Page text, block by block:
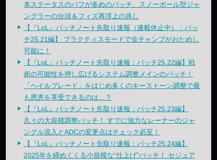
本ステータスのバフが多めのパッチ。スノーボール型ジャ
ングラーの台頭＆フィズ再浮上の兆し
【『LoL』パッチノート先取り速報（連載休止中）：パッ
チ25.21編】 プラクティスモードで全チャンプがおためし
可能に！
【『LoL』パッチノート先取り速報：パッチ25.22編】戦
術の可能性を押し広げるシステム調整メインのパッチ！
「ヘイルブレード」をはじめ多くのキーストーン調整で最
も恩恵を享受できるのは…？
【『LoL』パッチノート先取り速報：パッチ25.23編】
久々の大規模調整パッチ！ すでに強力なレーナーのジャ
ングル流入とADCの変更点はチェック必至！
【『LoL』パッチノート先取り速報：パッチ25.24編】
2025年を締めくくる小規模な“仕上げ”パッチ！ セジュア